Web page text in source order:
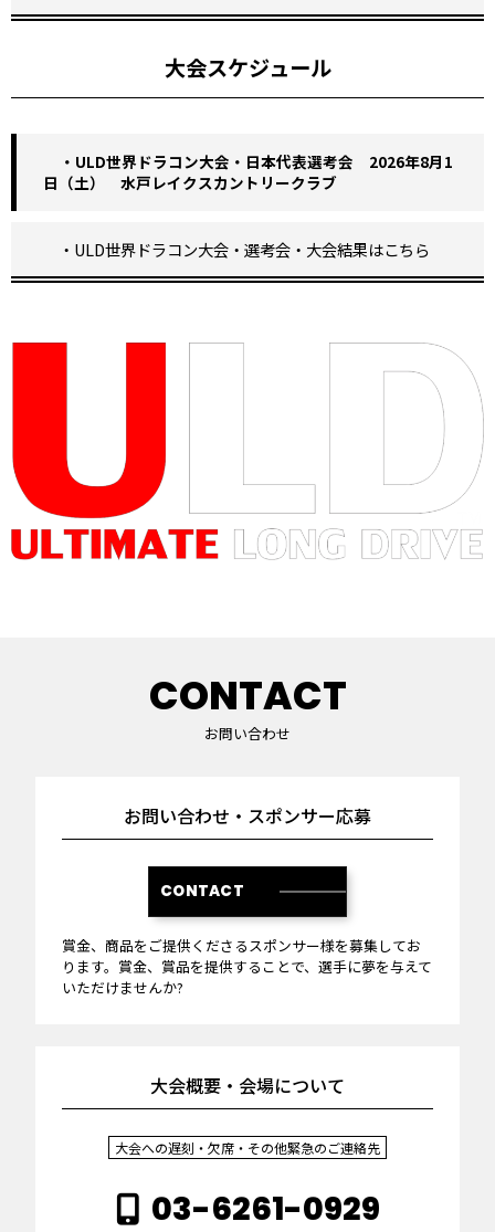
大会スケジュール
・ULD世界ドラコン大会・日本代表選考会 2026年8月1
日（土） 水戸レイクスカントリークラブ
・ULD世界ドラコン大会・選考会・大会結果はこちら
CONTACT
お問い合わせ
お問い合わせ・スポンサー応募
CONTACT
賞金、商品をご提供くださるスポンサー様を募集してお
ります。賞金、賞品を提供することで、選手に夢を与えて
いただけませんか?
大会概要・会場について
大会への遅刻・欠席・その他緊急のご連絡先
03-6261-0929